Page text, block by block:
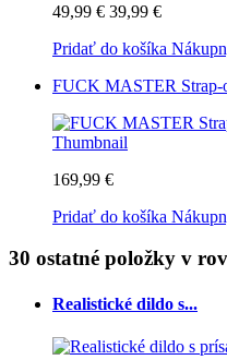
49,99 € 39,99 €
Pridať do košíka
FUCK MASTER Strap-
169,99 €
Pridať do košíka
30 ostatné položky v
Realistické dildo s...